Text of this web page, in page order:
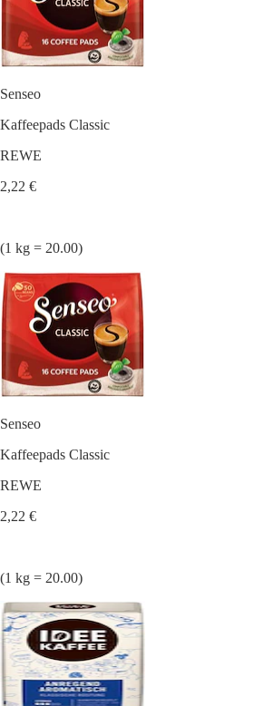
Senseo
Kaffeepads Classic
REWE
2,22 €
(1 kg = 20.00)
Senseo
Kaffeepads Classic
REWE
2,22 €
(1 kg = 20.00)